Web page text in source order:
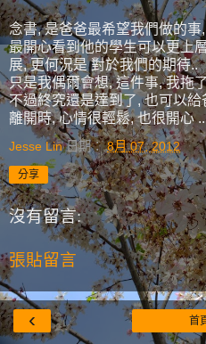
念書, 是爸爸最希望我們做的
最開心看到他的學生可以更上
展, 更何況是 對於我們的期待..
只是我偶爾會想, 這件事, 我拖
不過終究還是達到了, 也可以
離開時, 心情很輕鬆, 也很開心
Jesse Lin 日期：8月 07, 2012
分享
沒有留言:
張貼留言
‹ 首